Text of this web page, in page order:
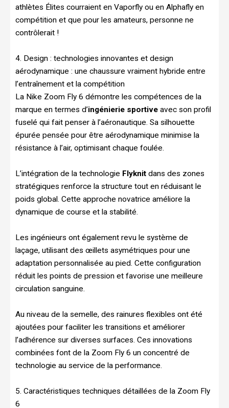
athlètes Élites courraient en Vaporfly ou en Alphafly en
compétition et que pour les amateurs, personne ne
contrôlerait !
4. Design : technologies innovantes et design
aérodynamique : une chaussure vraiment hybride entre
l’entraînement et la compétition
La Nike Zoom Fly 6 démontre les compétences de la
marque en termes d’ingénierie sportive avec son profil
fuselé qui fait penser à l’aéronautique. Sa silhouette
épurée pensée pour être aérodynamique minimise la
résistance à l’air, optimisant chaque foulée.
L’intégration de la technologie Flyknit dans des zones
stratégiques renforce la structure tout en réduisant le
poids global. Cette approche novatrice améliore la
dynamique de course et la stabilité.
Les ingénieurs ont également revu le système de
laçage, utilisant des œillets asymétriques pour une
adaptation personnalisée au pied. Cette configuration
réduit les points de pression et favorise une meilleure
circulation sanguine.
Au niveau de la semelle, des rainures flexibles ont été
ajoutées pour faciliter les transitions et améliorer
l’adhérence sur diverses surfaces. Ces innovations
combinées font de la Zoom Fly 6 un concentré de
technologie au service de la performance.
5. Caractéristiques techniques détaillées de la Zoom Fly
6